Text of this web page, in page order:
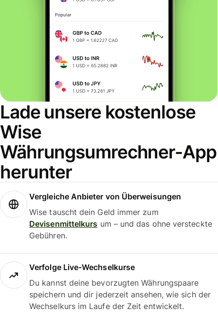
Lade unsere kostenlose
Wise
Währungsumrechner-App
herunter
Vergleiche Anbieter von Überweisungen
Wise tauscht dein Geld immer zum
Devisenmittelkurs um – und das ohne versteckte
Gebühren.
Verfolge Live-Wechselkurse
Du kannst deine bevorzugten Währungspaare
speichern und dir jederzeit ansehen, wie sich der
Wechselkurs im Laufe der Zeit entwickelt.